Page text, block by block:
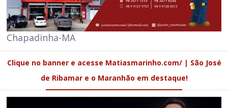
Chapadinha-MA
Clique no banner e acesse Matiasmarinho.com/ | São José
de Ribamar e o Maranhão em destaque!